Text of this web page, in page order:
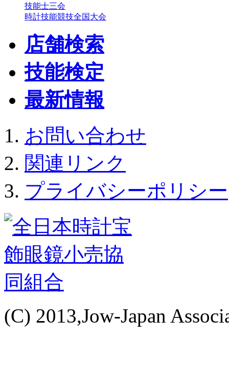
技能士三会
時計技能競技全国大会
店舗検索
技能検定
最新情報
お問い合わせ
関連リンク
プライバシーポリシー
(C) 2013,Jow-Japan